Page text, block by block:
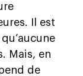
Il est
Mais, en
de